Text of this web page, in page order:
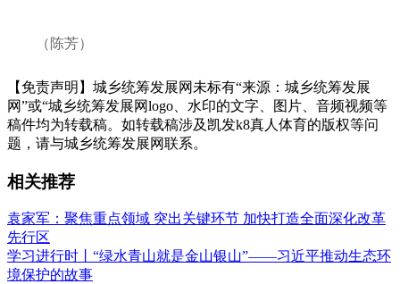
（陈芳）
【免责声明】城乡统筹发展网未标有“来源：城乡统筹发展
网”或“城乡统筹发展网logo、水印的文字、图片、音频视频等
稿件均为转载稿。如转载稿涉及凯发k8真人体育的版权等问
题，请与城乡统筹发展网联系。
相关推荐
袁家军：聚焦重点领域 突出关键环节 加快打造全面深化改革
先行区
学习进行时丨“绿水青山就是金山银山”——习近平推动生态环
境保护的故事